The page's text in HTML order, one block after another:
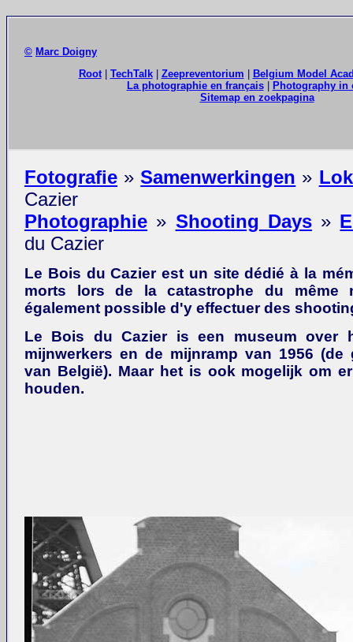
© Marc Doigny
Root| TechTalk| Zeepreventorium
Belgium Model
La photographie en français|
Photography in
Sitemap en zoekpagina
Fotografie »Samenwerkingen »
Cazier
Photographie » Shooting Days»
du Cazier
Le Bois du Cazier est un site dédié à la
morts lors de la catastrophe du même
également possible d'y effectuer des
Le Bois du Cazier is een museum over
mijnwerkers en de mijnramp van 1956 (de
van België). Maar het is ook mogelijk om
houden.